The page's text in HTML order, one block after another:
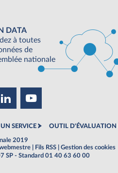
DATA
à toutes
de
nationale
SERVICE OUTIL D'ÉVALUATION
2019
Fils RSS
Gestion des cookies
SP - Standard 01 40 63 60 00